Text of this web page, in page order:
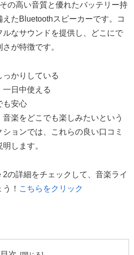
の高い音質と優れたバッテリー持
たBluetoothスピーカーです。コ
ルなサウンドを提供し、どこにで
が特徴です。
かりしている
日中使える
も安心
楽をどこでも楽しみたいという
ョンでは、これらの良い口コミ
します。
の詳細をチェックして、音楽ライ
！ こちらをクリック